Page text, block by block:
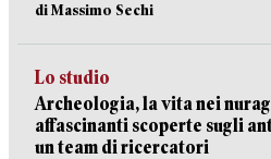
di Massimo Sechi
Lo studio
Archeologia, la vita nei
affascinanti scoperte sugli
un team di ricercatori